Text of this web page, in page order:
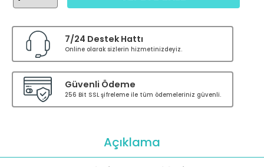
7/24 Destek Hattı
Online olarak sizlerin hizmetinizdeyiz.
Güvenli Ödeme
256 Bit SSL şifreleme ile tüm ödemeleriniz güvenli.
Açıklama